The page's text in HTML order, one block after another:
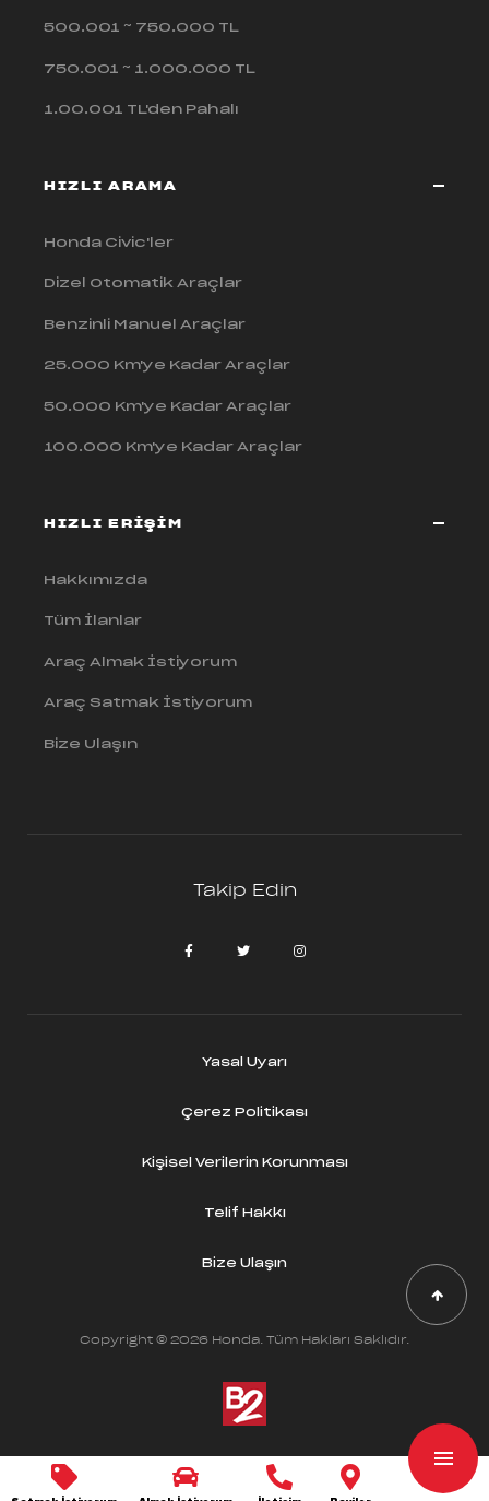
500.001 ~ 750.000 TL
750.001 ~ 1.000.000 TL
1.00.001 TL'den Pahalı
HIZLI ARAMA
Honda Civic'ler
Dizel Otomatik Araçlar
Benzinli Manuel Araçlar
25.000 Km'ye Kadar Araçlar
50.000 Km'ye Kadar Araçlar
100.000 Km'ye Kadar Araçlar
HIZLI ERİŞİM
Hakkımızda
Tüm İlanlar
Araç Almak İstiyorum
Araç Satmak İstiyorum
Bize Ulaşın
Yasal Uyarı
Çerez Politikası
Kişisel Verilerin Korunması
Telif Hakkı
Bize Ulaşın
Copyright © 2026 Honda. Tüm Hakları Saklıdır.
Takip Edin